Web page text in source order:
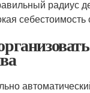
радиус
себестоимость